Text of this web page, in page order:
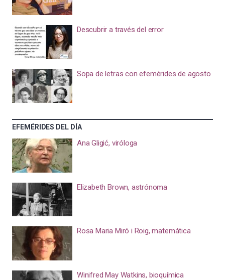
Descubrir a través del error
Sopa de letras con efemérides de agosto
EFEMÉRIDES DEL DÍA
Ana Gligić, viróloga
Elizabeth Brown, astrónoma
Rosa Maria Miró i Roig, matemática
Winifred May Watkins, bioquímica